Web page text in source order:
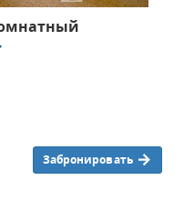
Забронировать